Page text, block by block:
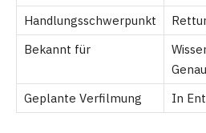
Handlungsschwerpunkt
Bekannt für
Geplante Verfilmung
In